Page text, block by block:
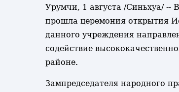
Фото
Спецрепортажи
Пояс и путь
Урумчи, 1 августа /Синьхуа/ --
прошла церемония открытия
данного учреждения
содействие
районе.
Зампредседателя народного